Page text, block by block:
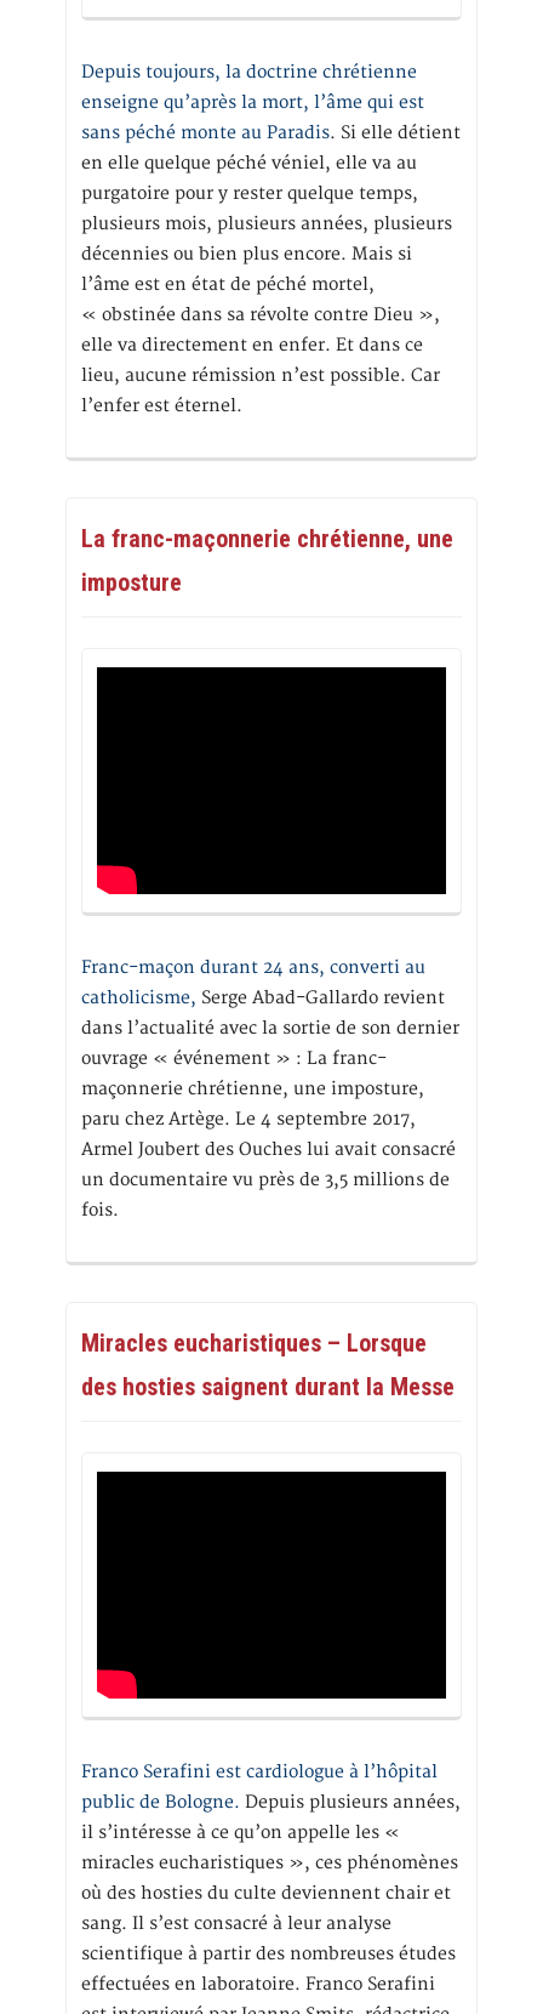
Depuis toujours, la doctrine chrétienne
enseigne qu’après la mort, l’âme qui est
sans péché monte au Paradis. Si elle détient
en elle quelque péché véniel, elle va au
purgatoire pour y rester quelque temps,
plusieurs mois, plusieurs années, plusieurs
décennies ou bien plus encore. Mais si
l’âme est en état de péché mortel,
« obstinée dans sa révolte contre Dieu »,
elle va directement en enfer. Et dans ce
lieu, aucune rémission n’est possible. Car
l’enfer est éternel.
La franc-maçonnerie chrétienne, une
imposture
Franc-maçon durant 24 ans, converti au
catholicisme, Serge Abad-Gallardo revient
dans l’actualité avec la sortie de son dernier
ouvrage « événement » : La franc-
maçonnerie chrétienne, une imposture,
paru chez Artège. Le 4 septembre 2017,
Armel Joubert des Ouches lui avait consacré
un documentaire vu près de 3,5 millions de
fois.
Miracles eucharistiques – Lorsque
des hosties saignent durant la Messe
Franco Serafini est cardiologue à l’hôpital
public de Bologne. Depuis plusieurs années,
il s’intéresse à ce qu’on appelle les «
miracles eucharistiques », ces phénomènes
où des hosties du culte deviennent chair et
sang. Il s’est consacré à leur analyse
scientifique à partir des nombreuses études
effectuées en laboratoire. Franco Serafini